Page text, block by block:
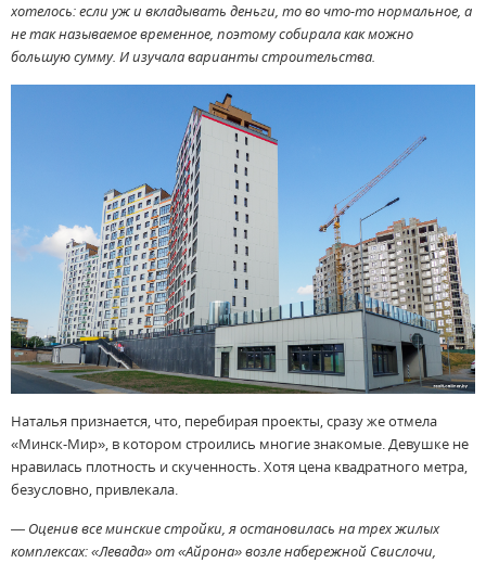
хотелось: если уж и вкладывать деньги, то во что-то нормальное, а
не так называемое временное, поэтому собирала как можно
большую сумму. И изучала варианты строительства.
Наталья признается, что, перебирая проекты, сразу же отмела
«Минск-Мир», в котором строились многие знакомые. Девушке не
нравилась плотность и скученность. Хотя цена квадратного метра,
безусловно, привлекала.
— Оценив все минские стройки, я остановилась на трех жилых
комплексах: «Левада» от «Айрона» возле набережной Свислочи,